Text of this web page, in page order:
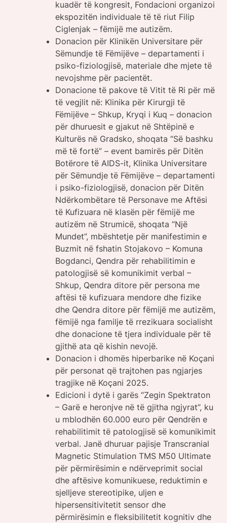
kuadër të kongresit, Fondacioni organizoi
ekspozitën individuale të të riut Filip
Ciglenjak – fëmijë me autizëm.
Donacion për Klinikën Universitare për
Sëmundje të Fëmijëve – departamenti i
psiko-fiziologjisë, materiale dhe mjete të
nevojshme për pacientët.
Donacione të pakove të Vitit të Ri për më
të vegjlit në: Klinika për Kirurgji të
Fëmijëve – Shkup, Kryqi i Kuq – donacion
për dhuruesit e gjakut në Shtëpinë e
Kulturës në Gradsko, shoqata “Së bashku
më të fortë” – event bamirës për Ditën
Botërore të AIDS-it, Klinika Universitare
për Sëmundje të Fëmijëve – departamenti
i psiko-fiziologjisë, donacion për Ditën
Ndërkombëtare të Personave me Aftësi
të Kufizuara në klasën për fëmijë me
autizëm në Strumicë, shoqata “Një
Mundet”, mbështetje për manifestimin e
Buzmit në fshatin Stojakovo – Komuna
Bogdanci, Qendra për rehabilitimin e
patologjisë së komunikimit verbal –
Shkup, Qendra ditore për persona me
aftësi të kufizuara mendore dhe fizike
dhe Qendra ditore për fëmijë me autizëm,
fëmijë nga familje të rrezikuara socialisht
dhe donacione të tjera individuale për të
gjithë ata që kishin nevojë.
Donacion i dhomës hiperbarike në Koçani
për personat që trajtohen pas ngjarjes
tragjike në Koçani 2025.
Edicioni i dytë i garës “Zegin Spektraton
– Garë e heronjve në të gjitha ngjyrat”, ku
u mblodhën 60.000 euro për Qendrën e
rehabilitimit të patologjisë së komunikimit
verbal. Janë dhuruar pajisje Transcranial
Magnetic Stimulation TMS M50 Ultimate
për përmirësimin e ndërveprimit social
dhe aftësive komunikuese, reduktimin e
sjelljeve stereotipike, uljen e
hipersensitivitetit sensor dhe
përmirësimin e fleksibilitetit kognitiv dhe